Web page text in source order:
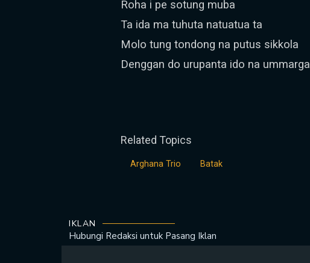
Roha i pe sotung muba
Ta ida ma tuhuta natuatua ta
Molo tung tondong na putus sikkola
Denggan do urupanta ido na ummarga
Related Topics
Arghana Trio Batak
IKLAN
Hubungi Redaksi untuk Pasang Iklan